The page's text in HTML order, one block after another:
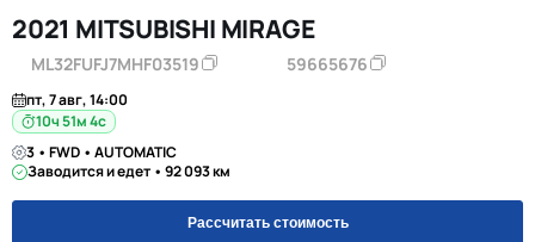
2021 MITSUBISHI MIRAGE
ML32FUFJ7MHF03519 59665676
пт, 7 авг, 14:00
10ч 51м 3с
3 • FWD • AUTOMATIC
Заводится и едет • 92 093 км
Рассчитать стоимость